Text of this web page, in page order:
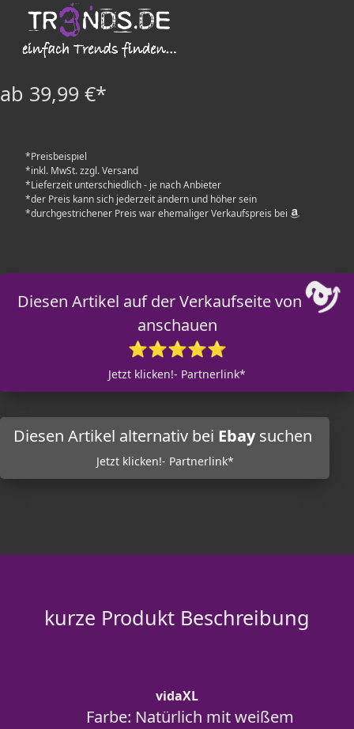
ab 39,99 €*
*Preisbeispiel
*inkl. MwSt. zzgl. Versand
*Lieferzeit unterschiedlich - je nach Anbieter
*der Preis kann sich jederzeit ändern und höher sein
*durchgestrichener Preis war ehemaliger Verkaufspreis bei
Diesen Artikel auf der Verkaufseite von
anschauen
⭐⭐⭐⭐⭐
Jetzt klicken!- Partnerlink*
Diesen Artikel alternativ bei Ebaysuchen
Jetzt klicken!- Partnerlink*
kurze Produkt Beschreibung
vidaXL
Farbe: Natürlich mit weißem